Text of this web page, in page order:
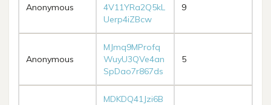
Anonymous
4V11YRa2Q5kL
Uerp4iZBcw
9
Anonymous
MJmq9MProfq
WuyU3QVe4an
SpDao7r867ds
5
MDKDQ41Jzi6B